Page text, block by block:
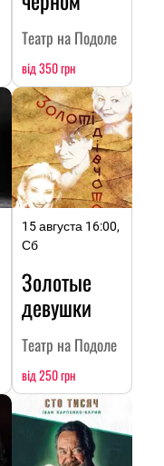
Театр на Подоле
від 350 грн
15 августа 16:00,
Сб
Золотые
девушки
Театр на Подоле
від 250 грн